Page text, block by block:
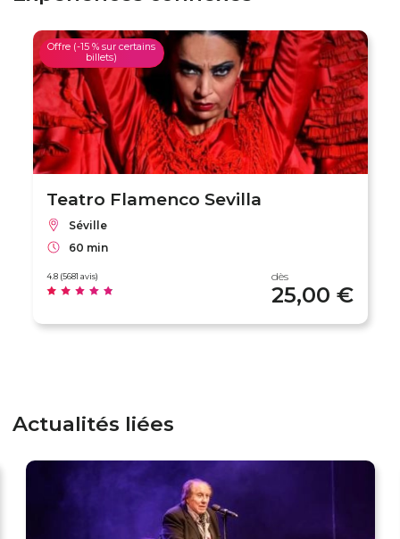
Offre (-15 % sur certains
billets)
Teatro Flamenco Sevilla
Séville
60 min
4.8 (5681 avis) dès
25,00 €
Actualités liées